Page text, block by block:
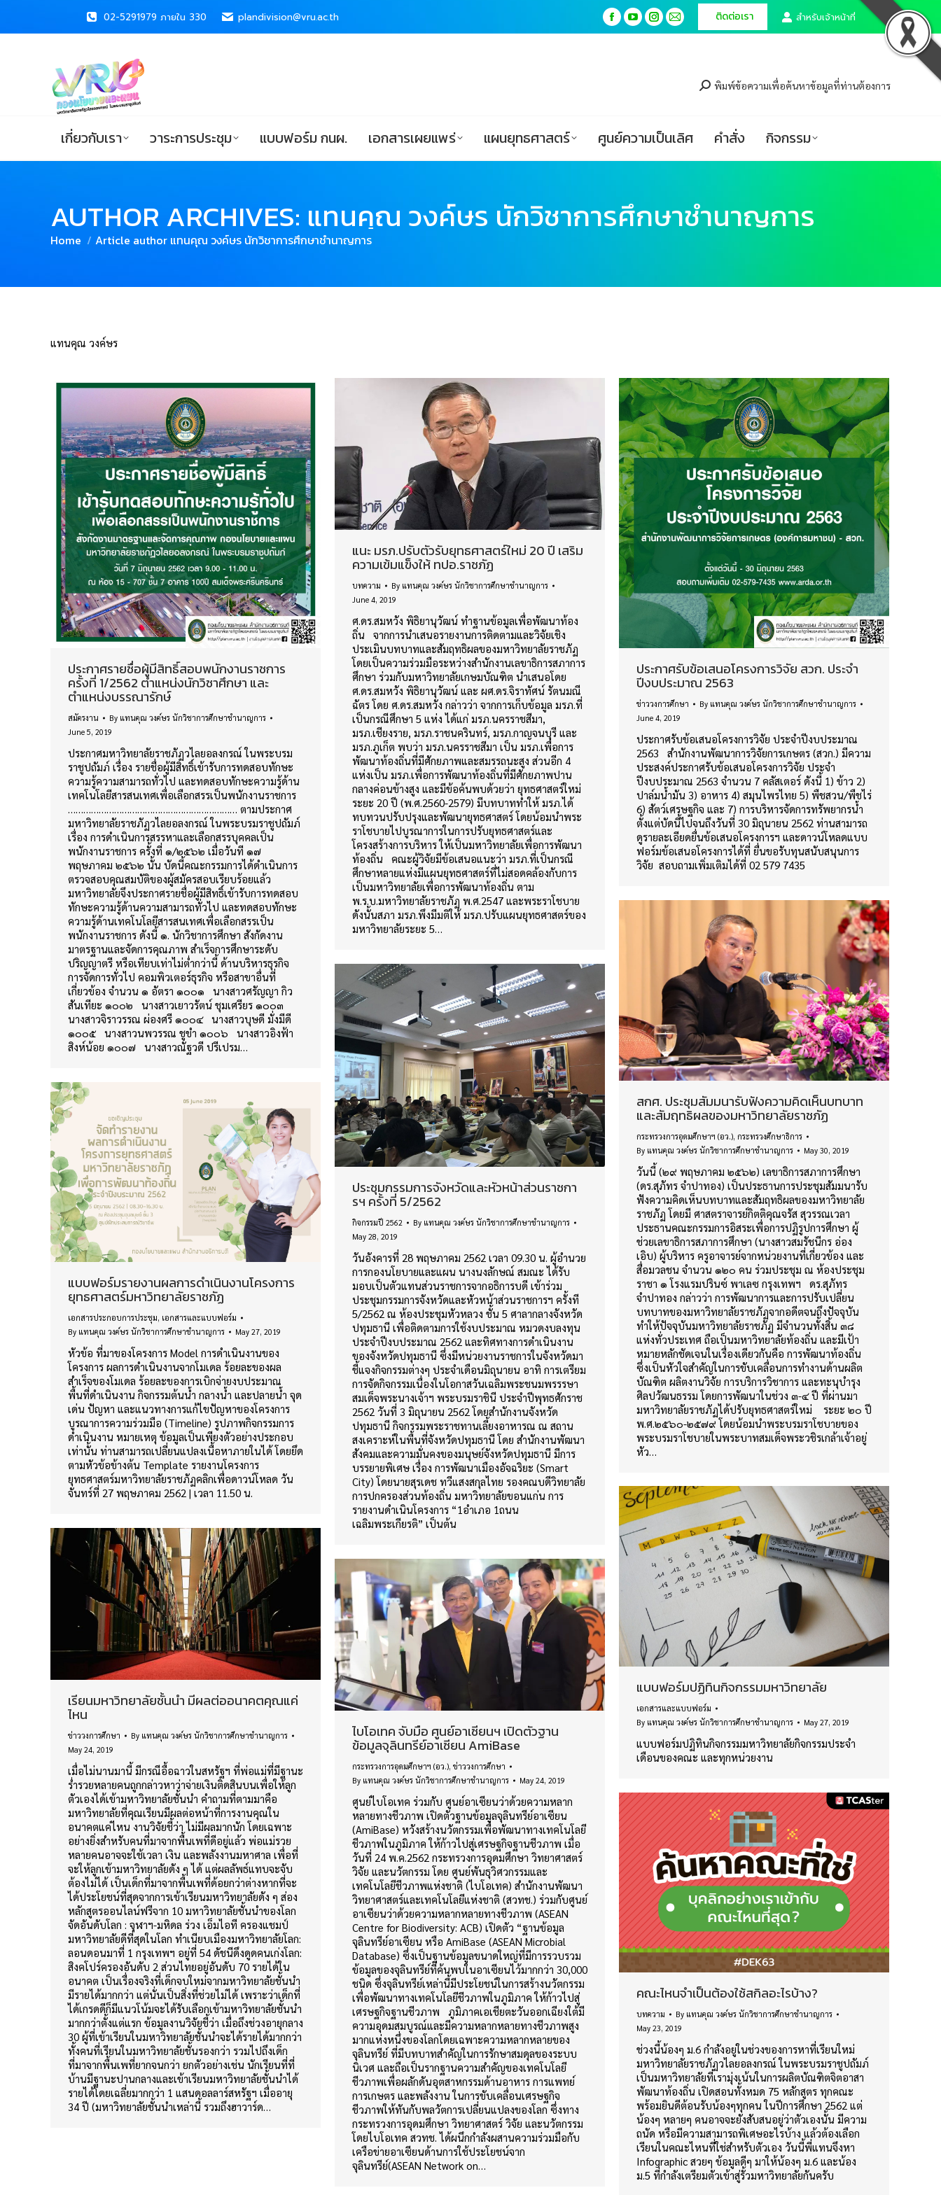
02-5291979 ภายใน 330 plandivision@vru.ac.th
Facebook
YouTubeInstagram
Mail
ติดต่อเรา สำหรับเจ้าหน้าที่
พิมพ์ข้อความเพื่อค้นหาข้อมูลที่ท่านต้องการ
เกี่ยวกับเรา วาระการประชุม แบบฟอร์ม กนผ. เอกสารเผยแพร่ แผนยุทธศาสตร์ ศูนย์ความเป็นเลิศ คำสั่ง กิจกรรม
AUTHOR ARCHIVES: แทนคุณ วงค์ษร นักวิชาการศึกษาชำนาญการ
You are here:
Home Article author แทนคุณ วงค์ษร นักวิชาการศึกษาชำนาญการ
แทนคุณ วงค์ษร
ประกาศรายชื่อผู้มีสิทธิ์สอบพนักงานราชการ
ครั้งที่ 1/2562 ตำแหน่งนักวิชาศึกษา และ
ตำแหน่งบรรณารักษ์
สมัครงาน By แทนคุณ วงค์ษร นักวิชาการศึกษาชำนาญการ
June 5, 2019
ประกาศมหาวิทยาลัยราชภัฏวไลยอลงกรณ์ ในพระบรม
ราชูปถัมภ์ เรื่อง รายชื่อผู้มีสิทธิ์เข้ารับการทดสอบทักษะ
ความรู้ความสามารถทั่วไป และทดสอบทักษะความรู้ด้าน
เทคโนโลยีสารสนเทศเพื่อเลือกสรรเป็นพนักงานราชการ
………………………………………………………… ตามประกาศ
มหาวิทยาลัยราชภัฏวไลยอลงกรณ์ ในพระบรมราชูปถัมภ์
เรื่อง การดำเนินการสรรหาและเลือกสรรบุคคลเป็น
พนักงานราชการ ครั้งที่ ๑/๒๕๖๒ เมื่อวันที ๑๗
พฤษภาคม ๒๕๖๒ นั้น บัดนี้คณะกรรมการได้ดำเนินการ
ตรวจสอบคุณสมบัติของผู้สมัครสอบเรียบร้อยแล้ว
มหาวิทยาลัยจึงประกาศรายชื่อผู้มีสิทธิ์เข้ารับการทดสอบ
ทักษะความรู้ด้านความสามารถทั่วไป และทดสอบทักษะ
ความรู้ด้านเทคโนโลยีสารสนเทศเพื่อเลือกสรรเป็น
พนักงานราชการ ดังนี้ ๑. นักวิชาการศึกษา สังกัดงาน
มาตรฐานและจัดการคุณภาพ สำเร็จการศึกษาระดับ
ปริญญาตรี หรือเทียบเท่าไม่ต่ำกว่านี้ ด้านบริหารธุรกิจ
การจัดการทั่วไป คอมพิวเตอร์ธุรกิจ หรือสาขาอื่นที่
เกี่ยวข้อง จำนวน ๑ อัตรา ๑๐๐๑ นางสาวศรัญญา กิว
สันเทียะ ๑๐๐๒ นางสาวเยาวรัตน์ ชุมเศรียร ๑๐๐๓
นางสาวจิราวรรณ ผ่องศรี ๑๐๐๔ นางสาวบุษดี มั่งมีดี
๑๐๐๕ นางสาวนพวรรณ ชูขำ ๑๐๐๖ นางสาวอิงฟ้า
สิงห์น้อย ๑๐๐๗ นางสาวณัฐวดี ปรีเปรม…
แนะ มรภ.ปรับตัวรับยุทธศาสตร์ใหม่ 20 ปี เสริม
ความเข้มแข็งให้ ทปอ.ราชภัฏ
บทความ By แทนคุณ วงค์ษร นักวิชาการศึกษาชำนาญการ
June 4, 2019
ศ.ดร.สมหวัง พิธิยานุวัฒน์ ทำฐานข้อมูลเพื่อพัฒนาท้อง
ถิ่น จากการนำเสนอรายงานการติดตามและวิจัยเชิง
ประเมินบทบาทและสัมฤทธิผลของมหาวิทยาลัยราชภัฏ
โดยเป็นความร่วมมือระหว่างสำนักงานเลขาธิการสภาการ
ศึกษา ร่วมกับมหาวิทยาลัยเกษมบัณฑิต นำเสนอโดย
ศ.ดร.สมหวัง พิธิยานุวัฒน์ และ ผศ.ดร.จิราทัศน์ รัตนมณี
ฉัตร โดย ศ.ดร.สมหวัง กล่าวว่า จากการเก็บข้อมูล มรภ.ที่
เป็นกรณีศึกษา 5 แห่ง ได้แก่ มรภ.นครราชสีมา,
มรภ.เชียงราย, มรภ.ราชนครินทร์, มรภ.กาญจนบุรี และ
มรภ.ภูเก็ต พบว่า มรภ.นครราชสีมา เป็น มรภ.เพื่อการ
พัฒนาท้องถิ่นที่มีศักยภาพและสมรรถนะสูง ส่วนอีก 4
แห่งเป็น มรภ.เพื่อการพัฒนาท้องถิ่นที่มีศักยภาพปาน
กลางค่อนข้างสูง และมีข้อค้นพบด้วยว่า ยุทธศาสตร์ใหม่
ระยะ 20 ปี (พ.ศ.2560-2579) มีบทบาททำให้ มรภ.ได้
ทบทวนปรับปรุงและพัฒนายุทธศาสตร์ โดยน้อมนำพระ
ราโชบายไปบูรณาการในการปรับยุทธศาสตร์และ
โครงสร้างการบริหาร ให้เป็นมหาวิทยาลัยเพื่อการพัฒนา
ท้องถิ่น คณะผู้วิจัยมีข้อเสนอแนะว่า มรภ.ที่เป็นกรณี
ศึกษาหลายแห่งมีแผนยุทธศาสตร์ที่ไม่สอดคล้องกับการ
เป็นมหาวิทยาลัยเพื่อการพัฒนาท้องถิ่น ตาม
พ.ร.บ.มหาวิทยาลัยราชภัฏ พ.ศ.2547 และพระราโชบาย
ดังนั้นสภา มรภ.พึงมีมติให้ มรภ.ปรับแผนยุทธศาสตร์ของ
มหาวิทยาลัยระยะ 5…
ประกาศรับข้อเสนอโครงการวิจัย สวก. ประจำ
ปีงบประมาณ 2563
ข่าววงการศึกษา By แทนคุณ วงค์ษร นักวิชาการศึกษาชำนาญการ
June 4, 2019
ประกาศรับข้อเสนอโครงการวิจัย ประจำปีงบประมาณ
2563 สำนักงานพัฒนาการวิจัยการเกษตร (สวก.) มีความ
ประสงค์ประกาศรับข้อเสนอโครงการวิจัย ประจำ
ปีงบประมาณ 2563 จำนวน 7 คลัสเตอร์ ดังนี้ 1) ข้าว 2)
ปาล์มน้ำมัน 3) อาหาร 4) สมุนไพรไทย 5) พืชสวน/พืชไร่
6) สัตว์เศรษฐกิจ และ 7) การบริหารจัดการทรัพยากรน้ำ
ตั้งแต่บัดนี้ไปจนถึงวันที่ 30 มิถุนายน 2562 ท่านสามารถ
ดูรายละเอียดยื่นข้อเสนอโครงการฯ และดาวน์โหลดแบบ
ฟอร์มข้อเสนอโครงการได้ที่ ยื่นขอรับทุนสนับสนุนการ
วิจัย สอบถามเพิ่มเติมได้ที่ 02 579 7435
สกศ. ประชุมสัมมนารับฟังความคิดเห็นบทบาท
และสัมฤทธิผลของมหาวิทยาลัยราชภัฏ
กระทรวงการอุดมศึกษาฯ (อว.), กระทรวงศึกษาธิการ
By แทนคุณ วงค์ษร นักวิชาการศึกษาชำนาญการ May 30, 2019
วันนี้ (๒๙ พฤษภาคม ๒๕๖๒) เลขาธิการสภาการศึกษา
(ดร.สุภัทร จำปาทอง) เป็นประธานการประชุมสัมมนารับ
ฟังความคิดเห็นบทบาทและสัมฤทธิผลของมหาวิทยาลัย
ราชภัฏ โดยมี ศาสตราจารย์กิตติคุณจรัส สุวรรณเวลา
ประธานคณะกรรมการอิสระเพื่อการปฏิรูปการศึกษา ผู้
ช่วยเลขาธิการสภาการศึกษา (นางสาวสมรัชนีกร อ่อง
เอิบ) ผู้บริหาร ครูอาจารย์จากหน่วยงานที่เกี่ยวข้อง และ
สื่อมวลชน จำนวน ๑๒๐ คน ร่วมประชุม ณ ห้องประชุม
ราชา ๑ โรงแรมปรินซ์ พาเลซ กรุงเทพฯ ดร.สุภัทร
จำปาทอง กล่าวว่า การพัฒนาการและการปรับเปลี่ยน
บทบาทของมหาวิทยาลัยราชภัฏจากอดีตจนถึงปัจจุบัน
ทำให้ปัจจุบันมหาวิทยาลัยราชภัฏ มีจำนวนทั้งสิ้น ๓๘
แห่งทั่วประเทศ ถือเป็นมหาวิทยาลัยท้องถิ่น และมีเป้า
หมายหลักชัดเจนในเรื่องเดียวกันคือ การพัฒนาท้องถิ่น
ซึ่งเป็นหัวใจสำคัญในการขับเคลื่อนการทำงานด้านผลิต
บัณฑิต ผลิตงานวิจัย การบริการวิชาการ และทะนุบำรุง
ศิลปวัฒนธรรม โดยการพัฒนาในช่วง ๓-๔ ปี ที่ผ่านมา
มหาวิทยาลัยราชภัฏได้ปรับยุทธศาสตร์ใหม่ ระยะ ๒๐ ปี
พ.ศ.๒๕๖๐-๒๕๗๙ โดยน้อมนำพระบรมราโชบายของ
พระบรมราโชบายในพระบาทสมเด็จพระวชิรเกล้าเจ้าอยู่
หัว…
ประชุมกรรมการจังหวัดและหัวหน้าส่วนราชกา
รฯ ครั้งที่ 5/2562
กิจกรรมปี 2562 By แทนคุณ วงค์ษร นักวิชาการศึกษาชำนาญการ
May 28, 2019
วันอังคารที่ 28 พฤษภาคม 2562 เวลา 09.30 น. ผู้อำนวย
การกองนโยบายและแผน นางนงลักษณ์ สมณะ ได้รับ
มอบเป็นตัวแทนส่วนราชการจากอธิการบดี เข้าร่วม
ประชุมกรรมการจังหวัดและหัวหน้าส่วนราชการฯ ครั้งที
5/2562 ณ ห้องประชุมหัวหลวง ชั้น 5 ศาลากลางจังหวัด
ปทุมธานี เพื่อติดตามการใช้งบประมาณ หมวดงบลงทุน
ประจำปีงบประมาณ 2562 และทิศทางการดำเนินงาน
ของจังหวัดปทุมธานี ซึ่งมีหน่วยงานราชการในจังหวัดมา
ชี้แจงกิจกรรมต่างๆ ประจำเดือนมิถุนายน อาทิ การเตรียม
การจัดกิจกรรมเนื่องในโอกาสวันเฉลิมพระชนมพรรรษา
สมเด็จพระนางเจ้าฯ พระบรมราชินี ประจำปีพุทธศักราช
2562 วันที่ 3 มิถุนายน 2562 โดยสำนักงานจังหวัด
ปทุมธานี กิจกรรมพระราชทานเลี้ยงอาหารณ ณ สถาน
สงเคราะห์ในพื้นที่จังหวัดปทุมธานี โดย สำนักงานพัฒนา
สังคมและความมั่นคงของมนุษย์จังหวัดปทุมธานี มีการ
บรรยายพิเศษ เรื่อง การพัฒนาเมืองอัจฉริยะ (Smart
City) โดยนายสุรเดช ทวีแสงสกุลไทย รองคณบดีวิทยาลัย
การปกครองส่วนท้องถิ่น มหาวิทยาลัยขอนแก่น การ
รายงานดำเนินโครงการ “1อำเภอ 1ถนน
เฉลิมพระเกียรติ” เป็นต้น
แบบฟอร์มรายงานผลการดำเนินงานโครงการ
ยุทธศาสตร์มหาวิทยาลัยราชภัฏ
เอกสารประกอบการประชุม, เอกสารและแบบฟอร์ม
By แทนคุณ วงค์ษร นักวิชาการศึกษาชำนาญการ May 27, 2019
หัวข้อ ที่มาของโครงการ Model การดำเนินงานของ
โครงการ ผลการดำเนินงานจากโมเดล ร้อยละของผล
สำเร็จของโมเดล ร้อยละของการเบิกจ่ายงบประมาณ
พื้นที่ดำเนินงาน กิจกรรมต้นน้ำ กลางน้ำ และปลายน้ำ จุด
เด่น ปัญหา และแนวทางการแก้ไขปัญหาของโครงการ
บูรณาการความร่วมมือ (Timeline) รูปภาพกิจกรรมการ
ดำเนินงาน หมายเหตุ ข้อมูลเป็นเพียงตัวอย่างประกอบ
เท่านั้น ท่านสามารถเปลี่ยนแปลงเนื้อหาภายในได้ โดยยึด
ตามหัวข้อข้างต้น Template รายงานโครงการ
ยุทธศาสตร์มหาวิทยาลัยราชภัฏคลิกเพื่อดาวน์โหลด วัน
จันทร์ที่ 27 พฤษภาคม 2562 | เวลา 11.50 น.
แบบฟอร์มปฏิทินกิจกรรมมหาวิทยาลัย
เอกสารและแบบฟอร์ม
By แทนคุณ วงค์ษร นักวิชาการศึกษาชำนาญการ May 27, 2019
แบบฟอร์มปฏิทินกิจกรรมมหาวิทยาลัยกิจกรรมประจำ
เดือนของคณะ และทุกหน่วยงาน
เรียนมหาวิทยาลัยชั้นนำ มีผลต่ออนาคตคุณแค่
ไหน
ข่าววงการศึกษา By แทนคุณ วงค์ษร นักวิชาการศึกษาชำนาญการ
May 24, 2019
เมื่อไม่นานมานี้ มีกรณีอื้อฉาวในสหรัฐฯ ที่พ่อแม่ที่มีฐานะ
ร่ำรวยหลายคนถูกกล่าวหาว่าจ่ายเงินติดสินบนเพื่อให้ลูก
ตัวเองได้เข้ามหาวิทยาลัยชั้นนำ คำถามที่ตามมาคือ
มหาวิทยาลัยที่คุณเรียนมีผลต่อหน้าที่การงานคุณใน
อนาคตแค่ไหน งานวิจัยชี้ว่า ไม่มีผลมากนัก โดยเฉพาะ
อย่างยิ่งสำหรับคนที่มาจากพื้นเพที่ดีอยู่แล้ว พ่อแม่รวย
หลายคนอาจจะใช้เวลา เงิน และพลังงานมหาศาล เพื่อที่
จะให้ลูกเข้ามหาวิทยาลัยดัง ๆ ได้ แต่ผลลัพธ์แทบจะจับ
ต้องไม่ได้ เป็นเด็กที่มาจากพื้นเพที่ด้อยกว่าต่างหากที่จะ
ได้ประโยชน์ที่สุดจากการเข้าเรียนมหาวิทยาลัยดัง ๆ ส่อง
หลักสูตรออนไลน์ฟรีจาก 10 มหาวิทยาลัยชั้นนำของโลก
จัดอันดับโลก : จุฬาฯ-มหิดล ร่วง เอ็มไอที ครองแชมป์
มหาวิทยาลัยดีที่สุดในโลก ทำเนียบเมืองมหาวิทยาลัยโลก:
ลอนดอนมาที่ 1 กรุงเทพฯ อยู่ที่ 54 ดัชนีดึงดูดคนเก่งโลก:
สิงคโปร์ครองอันดับ 2 ส่วนไทยอยู่อันดับ 70 รายได้ใน
อนาคต เป็นเรื่องจริงที่เด็กจบใหม่จากมหาวิทยาลัยชั้นนำ
มีรายได้มากกว่า แต่นั่นเป็นสิ่งที่ช่วยไม่ได้ เพราะว่าเด็กที่
ได้เกรดดีก็มีแนวโน้มจะได้รับเลือกเข้ามหาวิทยาลัยชั้นนำ
มากกว่าตั้งแต่แรก ข้อมูลงานวิจัยชี้ว่า เมื่อถึงช่วงอายุกลาง
30 ผู้ที่เข้าเรียนในมหาวิทยาลัยชั้นนำจะได้รายได้มากกว่า
ทั้งคนที่เรียนในมหาวิทยาลัยชั้นรองกว่า รวมไปถึงเด็ก
ที่มาจากพื้นเพที่ยากจนกว่า ยกตัวอย่างเช่น นักเรียนที่ที่
บ้านมีฐานะปานกลางและเข้าเรียนมหาวิทยาลัยชั้นนำได้
รายได้โดยเฉลี่ยมากกว่า 1 แสนดอลลาร์สหรัฐฯ เมื่ออายุ
34 ปี (มหาวิทยาลัยชั้นนำเหล่านี้ รวมถึงฮาวาร์ด…
ไบโอเทค จับมือ ศูนย์อาเซียนฯ เปิดตัวฐาน
ข้อมูลจุลินทรีย์อาเซียน AmiBase
กระทรวงการอุดมศึกษาฯ (อว.), ข่าววงการศึกษา
By แทนคุณ วงค์ษร นักวิชาการศึกษาชำนาญการ May 24, 2019
ศูนย์ไบโอเทค ร่วมกับ ศูนย์อาเซียนว่าด้วยความหลาก
หลายทางชีวภาพ เปิดตัวฐานข้อมูลจุลินทรีย์อาเซียน
(AmiBase) หวังสร้างนวัตกรรมเพื่อพัฒนาทางเทคโนโลยี
ชีวภาพในภูมิภาค ให้ก้าวไปสู่เศรษฐกิจฐานชีวภาพ เมื่อ
วันที่ 24 พ.ค.2562 กระทรวงการอุดมศึกษา วิทยาศาสตร์
วิจัย และนวัตกรรม โดย ศูนย์พันธุวิศวกรรมและ
เทคโนโลยีชีวภาพแห่งชาติ (ไบโอเทค) สำนักงานพัฒนา
วิทยาศาสตร์และเทคโนโลยีแห่งชาติ (สวทช.) ร่วมกับศูนย์
อาเซียนว่าด้วยความหลากหลายทางชีวภาพ (ASEAN
Centre for Biodiversity: ACB) เปิดตัว “ฐานข้อมูล
จุลินทรีย์อาเซียน หรือ AmiBase (ASEAN Microbial
Database) ซึ่งเป็นฐานข้อมูลขนาดใหญ่ที่มีการรวบรวม
ข้อมูลของจุลินทรีย์ที่ค้นพบในอาเซียนไว้มากกว่า 30,000
ชนิด ซึ่งจุลินทรีย์เหล่านี้มีประโยชน์ในการสร้างนวัตกรรม
เพื่อพัฒนาทางเทคโนโลยีชีวภาพในภูมิภาค ให้ก้าวไปสู่
เศรษฐกิจฐานชีวภาพ ภูมิภาคเอเชียตะวันออกเฉียงใต้มี
ความอุดมสมบูรณ์และมีความหลากหลายทางชีวภาพสูง
มากแห่งหนึ่งของโลกโดยเฉพาะความหลากหลายของ
จุลินทรีย์ ที่มีบทบาทสำคัญในการรักษาสมดุลของระบบ
นิเวศ และถือเป็นรากฐานความสำคัญของเทคโนโลยี
ชีวภาพเพื่อผลักดันอุตสาหกรรมด้านอาหาร การแพทย์
การเกษตร และพลังงาน ในการขับเคลื่อนเศรษฐกิจ
ชีวภาพให้ทันกับพลวัตการเปลี่ยนแปลงของโลก ซึ่งทาง
กระทรวงการอุดมศึกษา วิทยาศาสตร์ วิจัย และนวัตกรรม
โดยไบโอเทค สวทช. ได้ผนึกกำลังผสานความร่วมมือกับ
เครือข่ายอาเซียนด้านการใช้ประโยชน์จาก
จุลินทรีย์(ASEAN Network on…
คณะไหนจำเป็นต้องใช้สกิลอะไรบ้าง?
บทความ By แทนคุณ วงค์ษร นักวิชาการศึกษาชำนาญการ
May 23, 2019
ช่วงนี้น้องๆ ม.6 กำลังอยู่ในช่วงของการหาที่เรียนใหม่
มหาวิทยาลัยราชภัฏวไลยอลงกรณ์ ในพระบรมราชูปถัมภ์
เป็นมหาวิทยาลัยที่เรามุ่งเน้นในการผลิตบัณฑิตจิตอาสา
พัฒนาท้องถิ่น เปิดสอนทั้งหมด 75 หลักสูตร ทุกคณะ
พร้อมยินดีต้อนรับน้องๆทุกคน ในปีการศึกษา 2562 แต่
น้องๆ หลายๆ คนอาจจะยังสับสนอยู่ว่าตัวเองนั้น มีความ
ถนัด หรือมีความสามารถพิเศษอะไรบ้าง แล้วต้องเลือก
เรียนในคณะไหนที่ใช่สำหรับตัวเอง วันนี้พี่แทนจึงหา
Infographic สวยๆ ข้อมูลดีๆ มาให้น้องๆ ม.6 และน้อง
ม.5 ที่กำลังเตรียมตัวเข้าสู่รั้วมหาวิทยาลัยกันครับ
02-5291979 ภายใน 330 plandivision@vru.ac.th
Facebook
YouTubeInstagram
Mail
ติดต่อเรา สำหรับเจ้าหน้าที่
เกี่ยวกับเรา